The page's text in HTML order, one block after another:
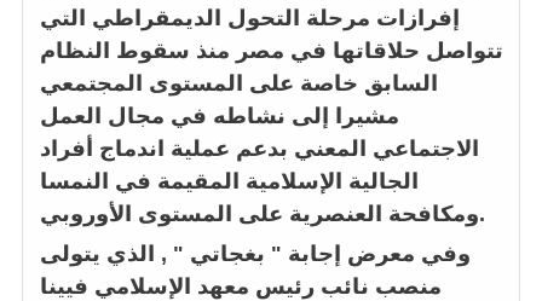
إفرازات مرحلة التحول الديمقراطي التي
تتواصل حلاقاتها في مصر منذ سقوط النظام
السابق خاصة على المستوى المجتمعي
مشيرا إلى نشاطه في مجال العمل
الاجتماعي المعني بدعم عملية اندماج أفراد
الجالية الإسلامية المقيمة في النمسا
ومكافحة العنصرية على المستوى الأوروبي.
وفي معرض إجابة " بغجاتي " , الذي يتولى
منصب نائب رئيس معهد الإسلامي فيينا